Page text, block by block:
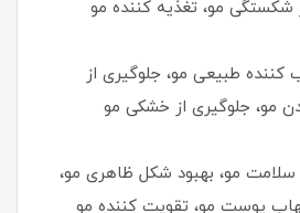
شکستگی مو، تغذیه کننده مو
کننده طبیعی مو، جلوگیری از
مو، جلوگیری از خشکی مو
مو، بهبود شکل ظاهری مو،
پوست مو، تقویت کننده مو